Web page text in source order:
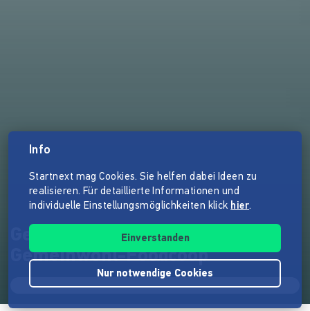
Gemeinwohl-Bioladen - die
Gemeinwohl-Foodcoop
Info
Startnext mag Cookies. Sie helfen dabei Ideen zu
realisieren. Für detaillierte Informationen und
individuelle Einstellungsmöglichkeiten klick hier.
Einverstanden
Nur notwendige Cookies